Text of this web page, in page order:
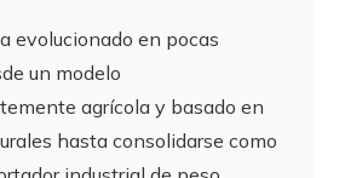
evolucionado en pocas
un modelo
agrícola y basado en
hasta consolidarse como